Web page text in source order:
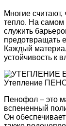
Многие считают,
тепло. На самом
служить
предотвращать
Каждый
устойчивость к
Утепление
Пенофол – это
вспененный
Он